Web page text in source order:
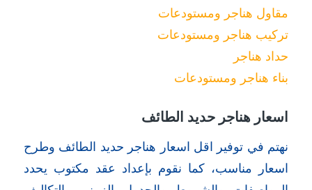
مقاول هناجر ومستودعات
تركيب هناجر ومستودعات
حداد هناجر
بناء هناجر ومستودعات
اسعار هناجر حديد الطائف
نهتم في توفير اقل اسعار هناجر حديد الطائف وطرح
اسعار مناسب، كما نقوم بإعداد عقد مكتوب يحدد